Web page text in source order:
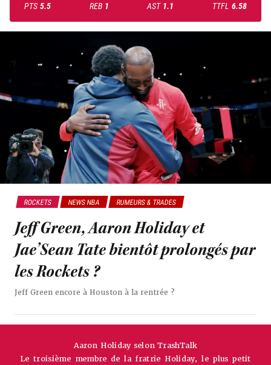
PTS 5.5 REB 1 AST 1.1 TTFL 6.58
ROCKETS NEWS NBA RUMEURS & TRADES
Jeff Green, Aaron Holiday et
Jae’Sean Tate bientôt prolongés par
les Rockets ?
Jeff Green encore à Houston à la rentrée ?
Aaron Holiday selon TrashTalk
Le troisième membre de la fratrie Holiday, le plus petit